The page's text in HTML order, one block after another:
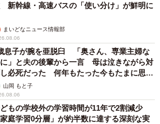
新幹線・高速バスの「使い分け」が鮮明に
まいどなニュース情報部
息子が腕を亜脱臼 「奥さん、専業主婦な
」と夫の後輩から一言 母は泣きながら対
必死だった 何年もたった今もたまに思い
…
山岡 もと子
もの学校外の学習時間が11年で2割減少
家庭学習0分層」が約半数に達する深刻な実